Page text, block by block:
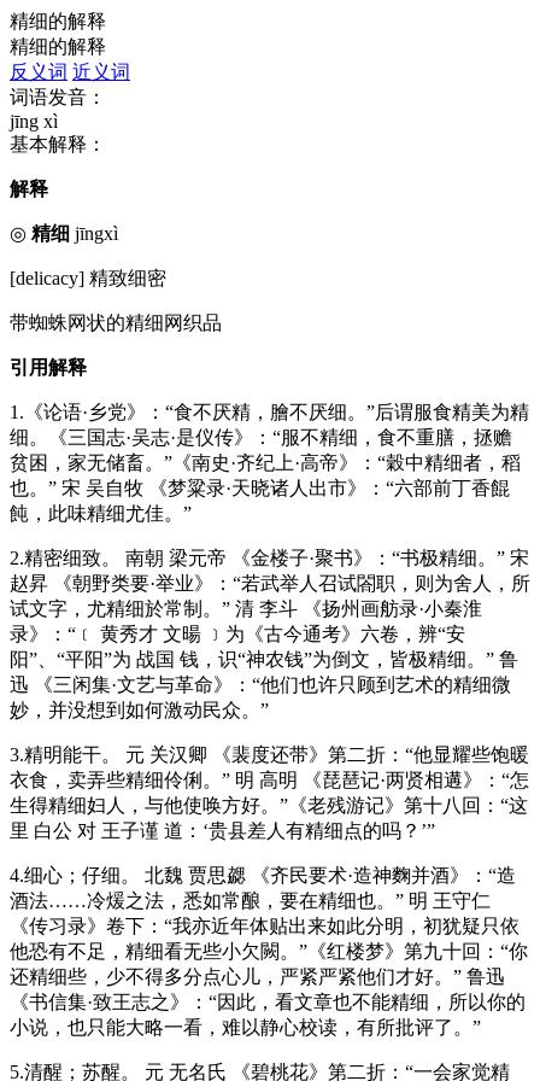
精细的解释
精细的解释
反义词 近义词
词语发音：
jīng xì
基本解释：
解释
◎ 精细 jīngxì
[delicacy] 精致细密
带蜘蛛网状的精细网织品
引用解释
1.《论语·乡党》：“食不厌精，膾不厌细。”后谓服食精美为精
细。《三国志·吴志·是仪传》：“服不精细，食不重膳，拯赡
贫困，家无储畜。”《南史·齐纪上·高帝》：“穀中精细者，稻
也。” 宋 吴自牧 《梦粱录·天晓诸人出市》：“六部前丁香餛
飩，此味精细尤佳。”
2.精密细致。 南朝 梁元帝 《金楼子·聚书》：“书极精细。” 宋
赵昇 《朝野类要·举业》：“若武举人召试閤职，则为舍人，所
试文字，尤精细於常制。” 清 李斗 《扬州画舫录·小秦淮
录》：“﹝ 黄秀才 文暘 ﹞为《古今通考》六卷，辨“安
阳”、“平阳”为 战国 钱，识“神农钱”为倒文，皆极精细。” 鲁
迅 《三闲集·文艺与革命》：“他们也许只顾到艺术的精细微
妙，并没想到如何激动民众。”
3.精明能干。 元 关汉卿 《裴度还带》第二折：“他显耀些饱暖
衣食，卖弄些精细伶俐。” 明 高明 《琵琶记·两贤相遘》：“怎
生得精细妇人，与他使唤方好。”《老残游记》第十八回：“这
里 白公 对 王子谨 道：‘贵县差人有精细点的吗？’”
4.细心；仔细。 北魏 贾思勰 《齐民要术·造神麴并酒》：“造
酒法……冷煖之法，悉如常酿，要在精细也。” 明 王守仁
《传习录》卷下：“我亦近年体贴出来如此分明，初犹疑只依
他恐有不足，精细看无些小欠闕。”《红楼梦》第九十回：“你
还精细些，少不得多分点心儿，严紧严紧他们才好。” 鲁迅
《书信集·致王志之》：“因此，看文章也不能精细，所以你的
小说，也只能大略一看，难以静心校读，有所批评了。”
5.清醒；苏醒。 元 无名氏 《碧桃花》第二折：“一会家觉精